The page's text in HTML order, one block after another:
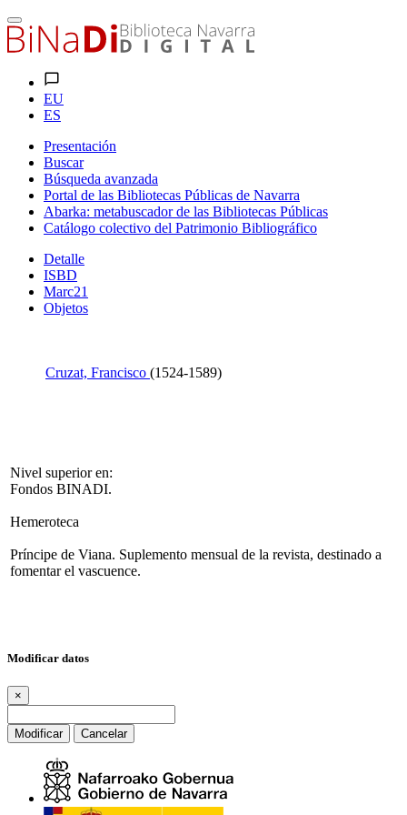
EU
ES
Presentación
Buscar
Búsqueda avanzada
Portal de las Bibliotecas Públicas de Navarra
Abarka: metabuscador de las Bibliotecas Públicas
Catálogo colectivo del Patrimonio Bibliográfico
Detalle
ISBD
Marc21
Objetos
Cruzat, Francisco (1524-1589)
Nivel superior en:
Fondos BINADI.
Hemeroteca
Príncipe de Viana. Suplemento mensual de la revista, destinado a
fomentar el vascuence.
Modificar datos
×
Modificar Cancelar